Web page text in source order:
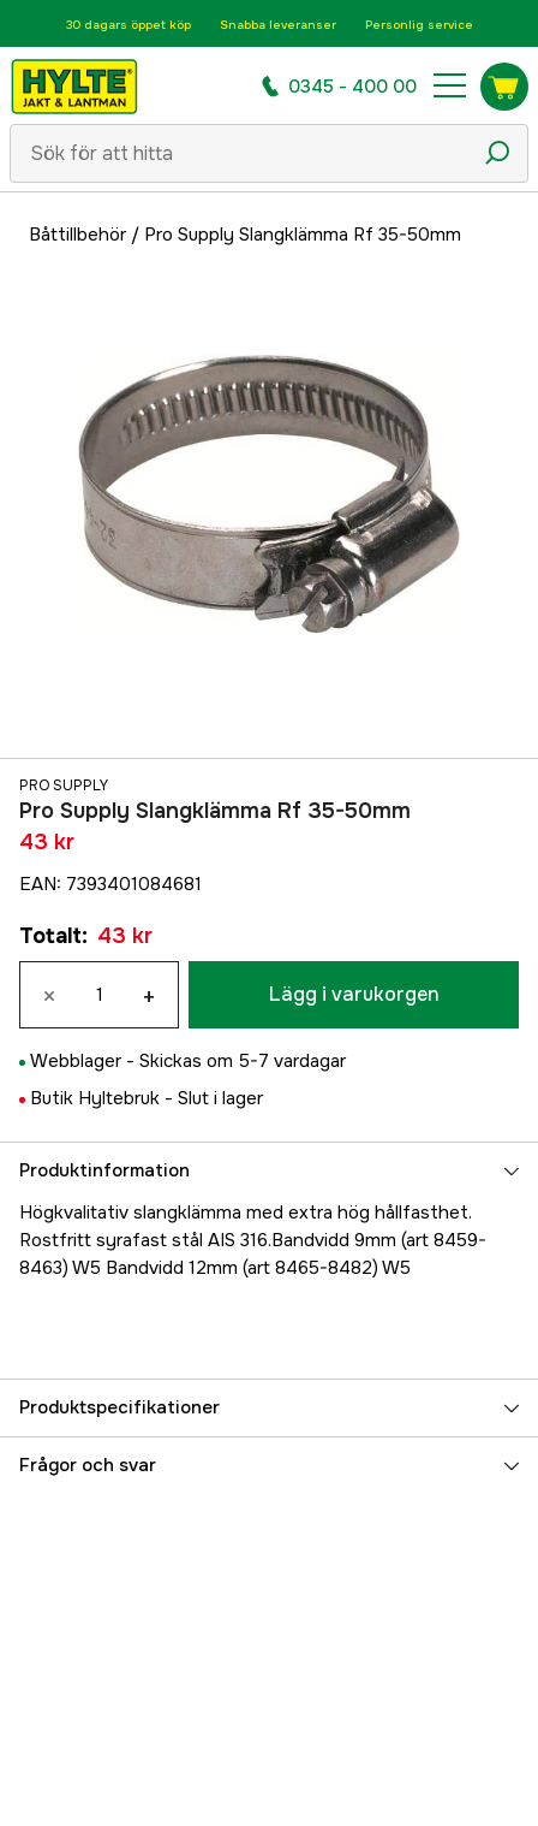
30 dagars öppet köp Snabba leveranser Personlig service
0345 - 400 00
Båttillbehör/ Pro Supply Slangklämma Rf 35-50mm
PRO SUPPLY
Pro Supply Slangklämma Rf 35-50mm
43 kr
EAN: 7393401084681
Totalt: 43 kr
× + Lägg i varukorgen
Webblager - Skickas om 5-7 vardagar
Butik Hyltebruk - Slut i lager
Produktinformation
Högkvalitativ slangklämma med extra hög hållfasthet.
Rostfritt syrafast stål AIS 316.Bandvidd 9mm (art 8459-
8463) W5 Bandvidd 12mm (art 8465-8482) W5
Produktspecifikationer
Referensnummer 5000023976
Frågor och svar